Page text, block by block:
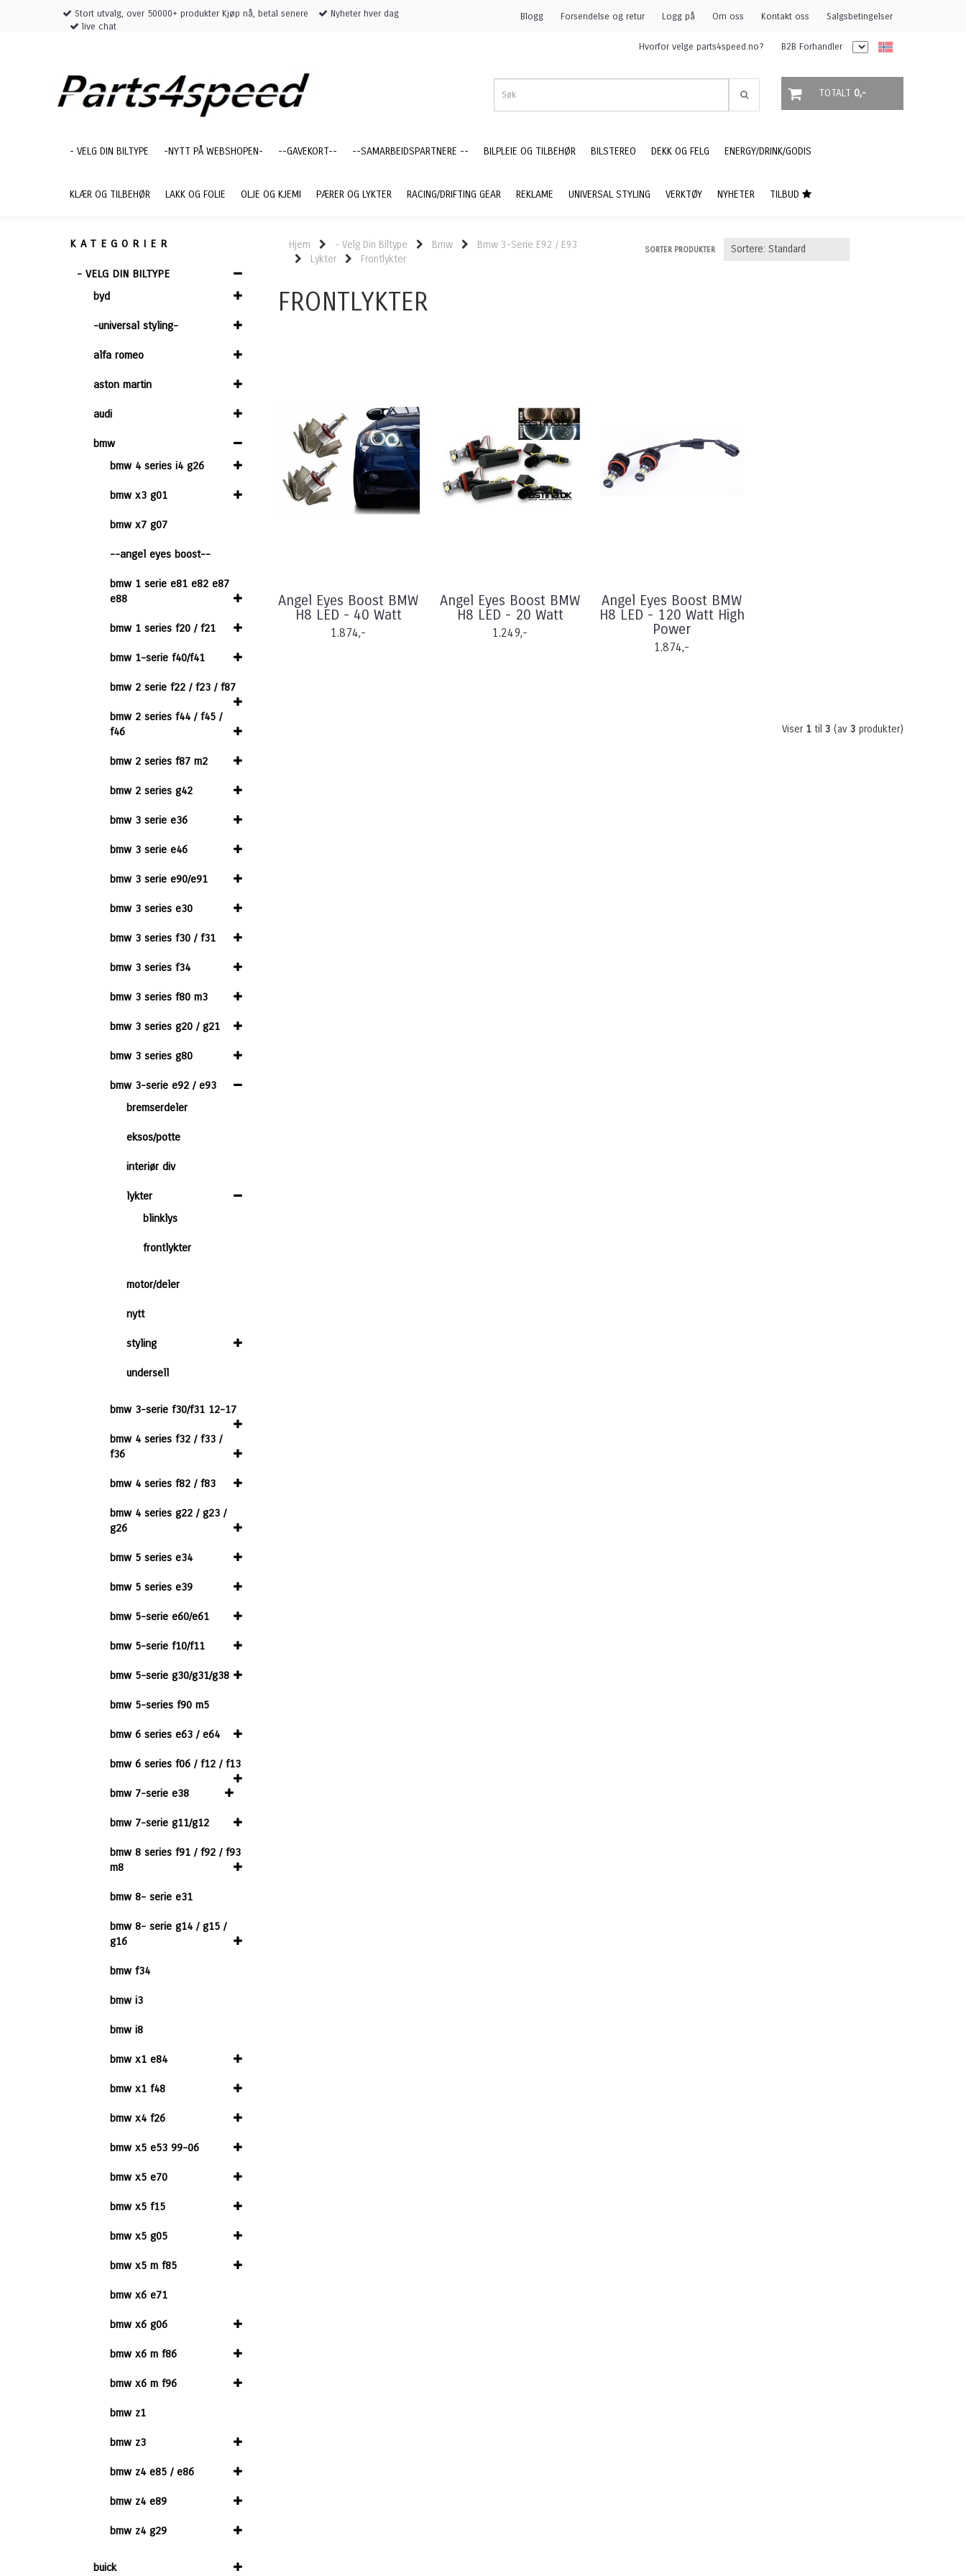
Stort utvalg, over 50000+ produkter Kjøp nå, betal senere
Nyheter hver dag
live chat
Blogg Forsendelse og retur Logg på Om oss Kontakt oss Salgsbetingelser
Hvorfor velge parts4speed.no? B2B Forhandler
TOTALT 0,-
- VELG DIN BILTYPE -NYTT PÅ WEBSHOPEN- --GAVEKORT-- --SAMARBEIDSPARTNERE -- BILPLEIE OG TILBEHØR BILSTEREO DEKK OG FELG ENERGY/DRINK/GODIS
KLÆR OG TILBEHØR LAKK OG FOLIE OLJE OG KJEMI PÆRER OG LYKTER RACING/DRIFTING GEAR REKLAME UNIVERSAL STYLING VERKTØY NYHETER TILBUD
KATEGORIER
- VELG DIN BILTYPE
byd
-universal styling-
alfa romeo
aston martin
audi
bmw
bmw 4 series i4 g26
bmw x3 g01
bmw x7 g07
--angel eyes boost--
bmw 1 serie e81 e82 e87
e88
bmw 1 series f20 / f21
bmw 1-serie f40/f41
bmw 2 serie f22 / f23 / f87
bmw 2 series f44 / f45 /
f46
bmw 2 series f87 m2
bmw 2 series g42
bmw 3 serie e36
bmw 3 serie e46
bmw 3 serie e90/e91
bmw 3 series e30
bmw 3 series f30 / f31
bmw 3 series f34
bmw 3 series f80 m3
bmw 3 series g20 / g21
bmw 3 series g80
bmw 3-serie e92 / e93
bremserdeler
eksos/potte
interiør div
lykter
blinklys
frontlykter
motor/deler
nytt
styling
undersell
bmw 3-serie f30/f31 12-17
bmw 4 series f32 / f33 /
f36
bmw 4 series f82 / f83
bmw 4 series g22 / g23 /
g26
bmw 5 series e34
bmw 5 series e39
bmw 5-serie e60/e61
bmw 5-serie f10/f11
bmw 5-serie g30/g31/g38
bmw 5-series f90 m5
bmw 6 series e63 / e64
bmw 6 series f06 / f12 / f13
bmw 7-serie e38
bmw 7-serie g11/g12
bmw 8 series f91 / f92 / f93
m8
bmw 8- serie e31
bmw 8- serie g14 / g15 /
g16
bmw f34
bmw i3
bmw i8
bmw x1 e84
bmw x1 f48
bmw x4 f26
bmw x5 e53 99-06
bmw x5 e70
bmw x5 f15
bmw x5 g05
bmw x5 m f85
bmw x6 e71
bmw x6 g06
bmw x6 m f86
bmw x6 m f96
bmw z1
bmw z3
bmw z4 e85 / e86
bmw z4 e89
bmw z4 g29
buick
Hjem - Velg Din Biltype Bmw
Bmw 3-Serie E92 / E93
Lykter
Frontlykter
SORTER PRODUKTER
FRONTLYKTER
Angel Eyes Boost BMW
H8 LED - 40 Watt
1.874,-
Angel Eyes Boost BMW
H8 LED - 20 Watt
1.249,-
Angel Eyes Boost BMW
H8 LED - 120 Watt High
Power
1.874,-
Viser 1 til 3 (av 3 produkter)